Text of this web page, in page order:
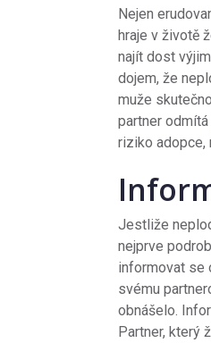
Nejen
hraje v životě
najít dost
dojem, že
muže
partner
riziko adopce,
Jestliže
nejprve
informovat se
svému
obnášelo.
Partner, který